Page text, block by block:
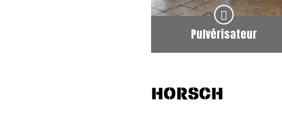
Pulvérisateur
HORSCH